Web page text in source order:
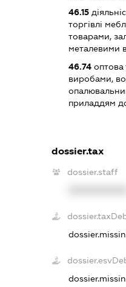
46.15
торгівлі
товарами,
металевими
46.74 оптова
виробами,
приладдям
dossier.tax
dossier.staff